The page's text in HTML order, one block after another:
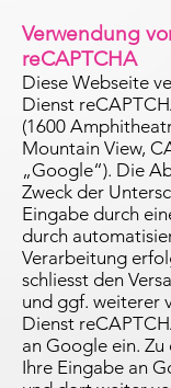
Verwendung
reCAPTCHA
Diese Webseite
Dienst
(1600
Mountain View,
„Google“). Die
Zweck der
Eingabe durch
durch
Verarbeitung
schliesst den
und ggf. weiterer
Dienst
an Google ein. Zu
Ihre Eingabe an